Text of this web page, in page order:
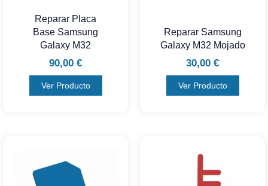
Reparar Placa
Base Samsung
Galaxy M32
90,00 €
Ver Producto
Reparar Samsung
Galaxy M32 Mojado
30,00 €
Ver Producto